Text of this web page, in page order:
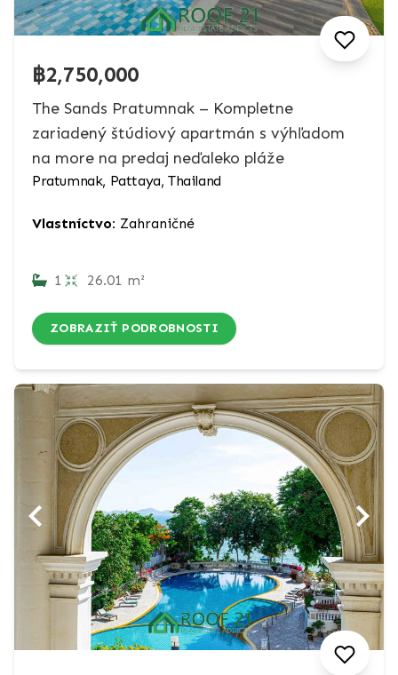
฿2,750,000
The Sands Pratumnak – Kompletne
zariadený štúdiový apartmán s výhľadom
na more na predaj neďaleko pláže
Pratumnak, Pattaya, Thailand
Vlastníctvo: Zahraničné
1 26.01 m²
ZOBRAZIŤ PODROBNOSTI